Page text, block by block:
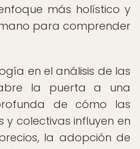
más holístico y
para comprender
en el análisis de las
la puerta a una
de cómo las
y colectivas influyen en
la adopción de